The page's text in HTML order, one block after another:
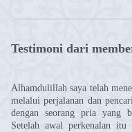
Testimoni dari
Alhamdulillah saya telah
melalui perjalanan dan
dengan seorang pria yang
Setelah awal perkenalan